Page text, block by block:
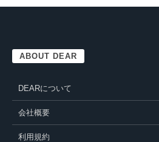
ABOUT DEAR
DEARについて
会社概要
利用規約